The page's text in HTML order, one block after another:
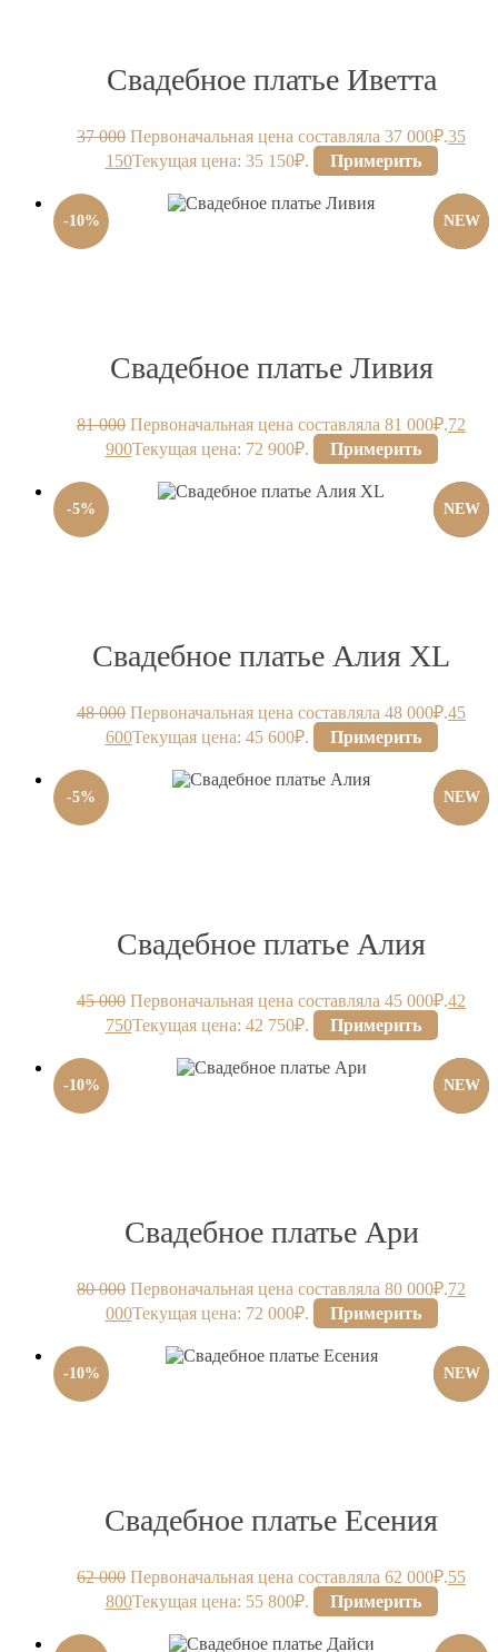
Свадебное платье Иветта
37 000 Первоначальная цена составляла 37 000₽.35
150Текущая цена: 35 150₽. Примерить
-10% NEW
Свадебное платье Ливия
81 000 Первоначальная цена составляла 81 000₽.72
900Текущая цена: 72 900₽. Примерить
-5% NEW
Свадебное платье Алия XL
48 000 Первоначальная цена составляла 48 000₽.45
600Текущая цена: 45 600₽. Примерить
-5% NEW
Свадебное платье Алия
45 000 Первоначальная цена составляла 45 000₽.42
750Текущая цена: 42 750₽. Примерить
-10% NEW
Свадебное платье Ари
80 000 Первоначальная цена составляла 80 000₽.72
000Текущая цена: 72 000₽. Примерить
-10% NEW
Свадебное платье Есения
62 000 Первоначальная цена составляла 62 000₽.55
800Текущая цена: 55 800₽. Примерить